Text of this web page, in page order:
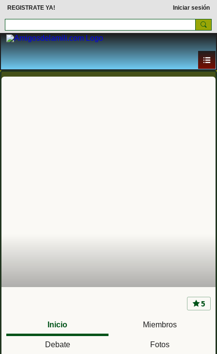
REGISTRATE YA! Iniciar sesión
CIR 16 Camposoto (Cadiz) Centro de
Instrucción de Reclutas nº16 / CIR SUR
5
Inicio Miembros
Debate Fotos